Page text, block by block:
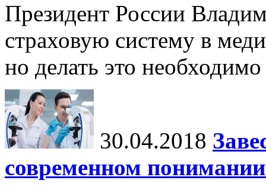
Президент России
страховую систему в
но делать это
30.04.2018
современном понимании